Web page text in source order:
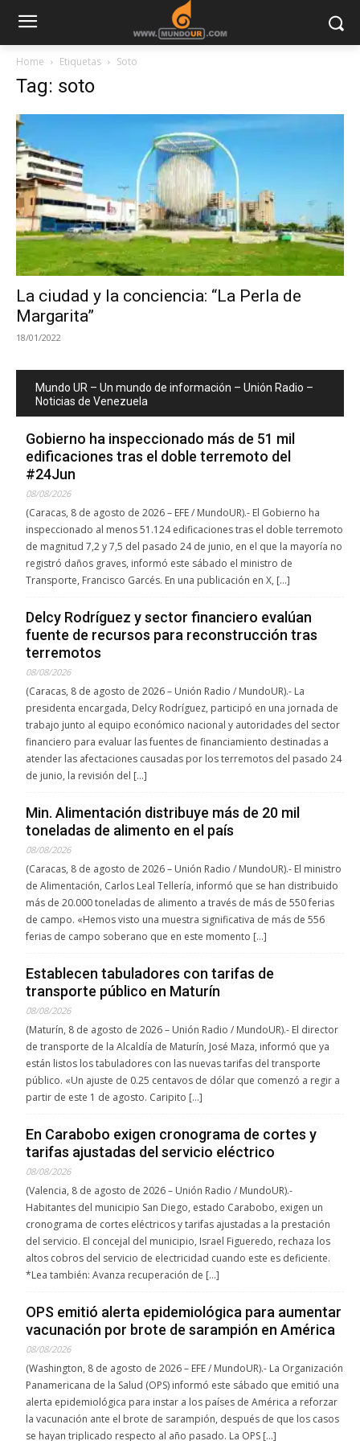
Home Etiquetas Soto
Tag: soto
La ciudad y la conciencia: “La Perla de
Margarita”
18/01/2022
Mundo UR – Un mundo de información – Unión Radio –
Noticias de Venezuela
Gobierno ha inspeccionado más de 51 mil
edificaciones tras el doble terremoto del
#24Jun
08/08/2026
(Caracas, 8 de agosto de 2026 – EFE / MundoUR).- El Gobierno ha
inspeccionado al menos 51.124 edificaciones tras el doble terremoto
de magnitud 7,2 y 7,5 del pasado 24 de junio, en el que la mayoría no
registró daños graves, informó este sábado el ministro de
Transporte, Francisco Garcés. En una publicación en X, […]
Delcy Rodríguez y sector financiero evalúan
fuente de recursos para reconstrucción tras
terremotos
08/08/2026
(Caracas, 8 de agosto de 2026 – Unión Radio / MundoUR).- La
presidenta encargada, Delcy Rodríguez, participó en una jornada de
trabajo junto al equipo económico nacional y autoridades del sector
financiero para evaluar las fuentes de financiamiento destinadas a
atender las afectaciones causadas por los terremotos del pasado 24
de junio, la revisión del […]
Min. Alimentación distribuye más de 20 mil
toneladas de alimento en el país
08/08/2026
(Caracas, 8 de agosto de 2026 – Unión Radio / MundoUR).- El ministro
de Alimentación, Carlos Leal Tellería, informó que se han distribuido
más de 20.000 toneladas de alimento a través de más de 550 ferias
de campo. «Hemos visto una muestra significativa de más de 556
ferias de campo soberano que en este momento […]
Establecen tabuladores con tarifas de
transporte público en Maturín
08/08/2026
(Maturín, 8 de agosto de 2026 – Unión Radio / MundoUR).- El director
de transporte de la Alcaldía de Maturín, José Maza, informó que ya
están listos los tabuladores con las nuevas tarifas del transporte
público. «Un ajuste de 0.25 centavos de dólar que comenzó a regir a
partir de este 1 de agosto. Caripito […]
En Carabobo exigen cronograma de cortes y
tarifas ajustadas del servicio eléctrico
08/08/2026
(Valencia, 8 de agosto de 2026 – Unión Radio / MundoUR).-
Habitantes del municipio San Diego, estado Carabobo, exigen un
cronograma de cortes eléctricos y tarifas ajustadas a la prestación
del servicio. El concejal del municipio, Israel Figueredo, rechaza los
altos cobros del servicio de electricidad cuando este es deficiente.
*Lea también: Avanza recuperación de […]
OPS emitió alerta epidemiológica para aumentar
vacunación por brote de sarampión en América
08/08/2026
(Washington, 8 de agosto de 2026 – EFE / MundoUR).- La Organización
Panamericana de la Salud (OPS) informó este sábado que emitió una
alerta epidemiológica para instar a los países de América a reforzar
la vacunación ante el brote de sarampión, después de que los casos
se hayan triplicado respecto al año pasado. La OPS […]